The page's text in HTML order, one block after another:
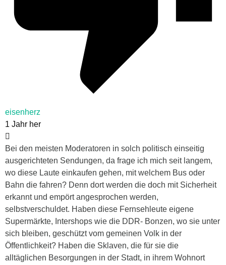
eisenherz
1 Jahr her
Bei den meisten Moderatoren in solch politisch einseitig
ausgerichteten Sendungen, da frage ich mich seit langem,
wo diese Laute einkaufen gehen, mit welchem Bus oder
Bahn die fahren? Denn dort werden die doch mit Sicherheit
erkannt und empört angesprochen werden,
selbstverschuldet. Haben diese Fernsehleute eigene
Supermärkte, Intershops wie die DDR- Bonzen, wo sie unter
sich bleiben, geschützt vom gemeinen Volk in der
Öffentlichkeit? Haben die Sklaven, die für sie die
alltäglichen Besorgungen in der Stadt, in ihrem Wohnort